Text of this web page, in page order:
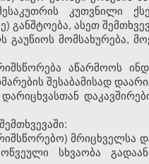
კუთვნილი
განშტოება, ასეთ
მომსახურება,
აწარმოოს
შესაბამისად
მრიცხველსა
სხვაობა